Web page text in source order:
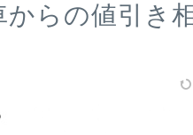
らの値引き